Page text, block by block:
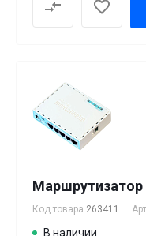
Маршрутизатор
Код товара 263411
В наличии